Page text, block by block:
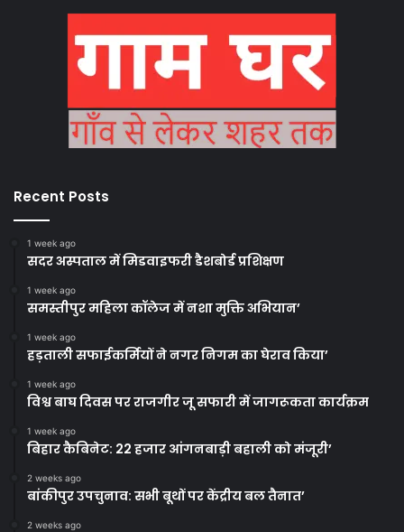
Recent Posts
1 week ago
सदर अस्पताल में मिडवाइफरी डैशबोर्ड प्रशिक्षण
1 week ago
समस्तीपुर महिला कॉलेज में नशा मुक्ति अभियान’
1 week ago
हड़ताली सफाईकर्मियों ने नगर निगम का घेराव किया’
1 week ago
विश्व बाघ दिवस पर राजगीर जू सफारी में जागरूकता कार्यक्रम
1 week ago
बिहार कैबिनेट: 22 हजार आंगनबाड़ी बहाली को मंजूरी’
2 weeks ago
बांकीपुर उपचुनाव: सभी बूथों पर केंद्रीय बल तैनात’
2 weeks ago